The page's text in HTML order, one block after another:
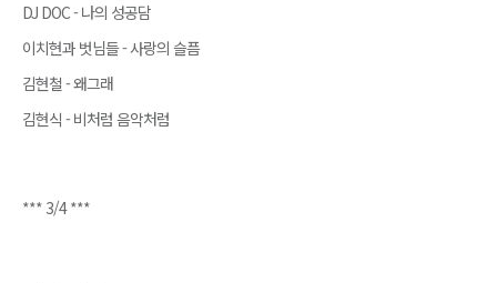
DJ DOC - 나의 성공담
이치현과 벗님들 - 사랑의 슬픔
김현철 - 왜그래
김현식 - 비처럼 음악처럼
*** 3/4 ***